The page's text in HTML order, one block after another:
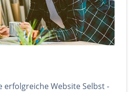
erfolgreiche Website Selbst -